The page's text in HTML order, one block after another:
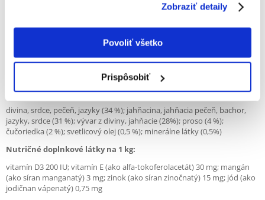
Zobraziť detaily
Povoliť všetko
Prispôsobiť
Vysoko kvalitný produkt v jednotlivých porciách. Chutné a dobre
zjedené mäso je obohatené o suroviny varené v celých kusoch.
esenciálne polynenasýtené mastné kyseliny.
Krmivo je vyrobené z jemne a starostlivo spracovaných prírodných
produktov - neobsahuje umelé arómy, farbivá a konzervačné látky.
Zloženie:
divina, srdce, pečeň, jazyky (34 %); jahňacina, jahňacia pečeň, bachor,
jazyky, srdce (31 %); vývar z diviny, jahňacie (28%); proso (4 %);
čučoriedka (2 %); svetlicový olej (0,5 %); minerálne látky (0,5%)
Nutričné doplnkové látky na 1 kg:
vitamín D3 200 IU; vitamín E (ako alfa-tokoferolacetát) 30 mg; mangán
(ako síran manganatý) 3 mg; zinok (ako síran zinočnatý) 15 mg; jód (ako
jodičnan vápenatý) 0,75 mg